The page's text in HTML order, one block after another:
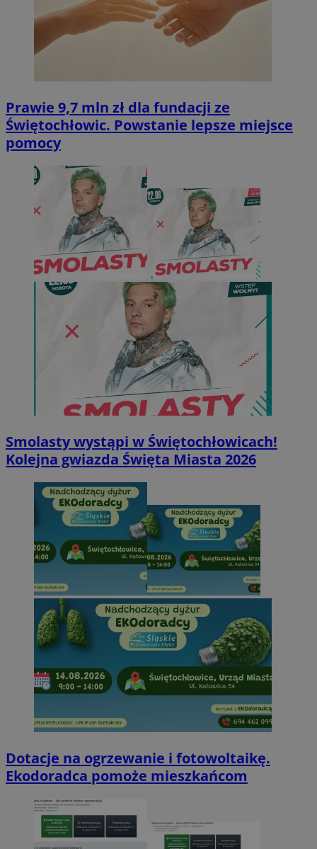
Prawie 9,7 mln zł dla fundacji ze
Świętochłowic. Powstanie lepsze miejsce
pomocy
Smolasty wystąpi w Świętochłowicach!
Kolejna gwiazda Święta Miasta 2026
Dotacje na ogrzewanie i fotowoltaikę.
Ekodoradca pomoże mieszkańcom